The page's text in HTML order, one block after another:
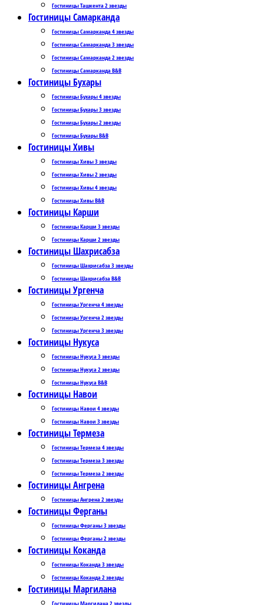
Гостиницы Ташкента 2 звезды
Гостиницы Самарканда
Гостиницы Самарканда 4 звезды
Гостиницы Самарканда 3 звезды
Гостиницы Самарканда 2 звезды
Гостиницы Самарканда B&B
Гостиницы Бухары
Гостиницы Бухары 4 звезды
Гостиницы Бухары 3 звезды
Гостиницы Бухары 2 звезды
Гостиницы Бухары B&B
Гостиницы Хивы
Гостиницы Хивы 3 звезды
Гостиницы Хивы 2 звезды
Гостиницы Хивы 4 звезды
Гостиницы Хивы B&B
Гостиницы Карши
Гостиницы Карши 3 звезды
Гостиницы Карши 2 звезды
Гостиницы Шахрисабза
Гостиницы Шахрисабза 3 звезды
Гостиницы Шахрисабза B&B
Гостиницы Ургенча
Гостиницы Ургенча 4 звезды
Гостиницы Ургенча 2 звезды
Гостиницы Ургенча 3 звезды
Гостиницы Нукуса
Гостиницы Нукуса 3 звезды
Гостиницы Нукуса 2 звезды
Гостиницы Нукуса B&B
Гостиницы Навои
Гостиницы Навои 4 звезды
Гостиницы Навои 3 звезды
Гостиницы Термеза
Гостиницы Термеза 4 звезды
Гостиницы Термеза 3 звезды
Гостиницы Термеза 2 звезды
Гостиницы Ангрена
Гостиницы Ангрена 2 звезды
Гостиницы Ферганы
Гостиницы Ферганы 3 звезды
Гостиницы Ферганы 2 звезды
Гостиницы Коканда
Гостиницы Коканда 3 звезды
Гостиницы Коканда 2 звезды
Гостиницы Маргилана
Гостиницы Маргилана 2 звезды